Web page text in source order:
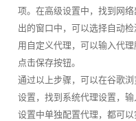
项。在高级设置中，找到网
出的窗口中，可以选择自动
用自定义代理，可以输入代
点击保存按钮。
通过以上步骤，可以在谷歌
设置，找到系统代理设置，
设置中单独配置代理，都可以